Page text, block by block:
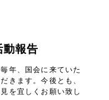
報告
年、国会に来ていた
きます。今後とも、
を宜しくお願い致し